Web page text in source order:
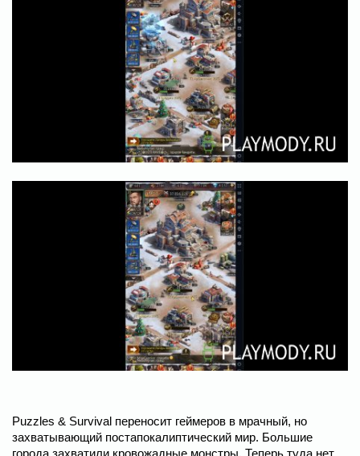
Puzzles & Survival переносит геймеров в мрачный, но
захватывающий постапокалиптический мир. Большие
города захватили кровожадные монстры. Теперь туда нет